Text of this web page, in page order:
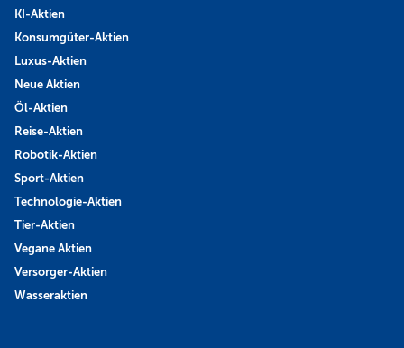
KI-Aktien
Konsumgüter-Aktien
Luxus-Aktien
Neue Aktien
Öl-Aktien
Reise-Aktien
Robotik-Aktien
Sport-Aktien
Technologie-Aktien
Tier-Aktien
Vegane Aktien
Versorger-Aktien
Wasseraktien